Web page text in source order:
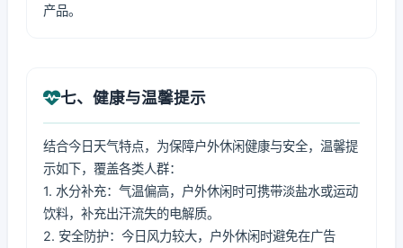
产品。
七、健康与温馨提示
结合今日天气特点，为保障户外休闲健康与安全，温馨提
示如下，覆盖各类人群：
1. 水分补充：气温偏高，户外休闲时可携带淡盐水或运动
饮料，补充出汗流失的电解质。
2. 安全防护：今日风力较大，户外休闲时避免在广告